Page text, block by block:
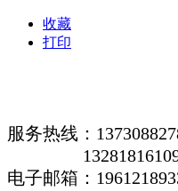
收藏
打印
服务热线：
电子邮箱：